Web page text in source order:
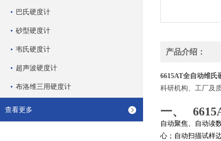
巴氏硬度计
砂型硬度计
韦氏硬度计
超声波硬度计
布洛维三用硬度计
查看更多
产品介绍：
6615AT全自动维氏
科研机构、工厂及
一、
自动聚焦、自动读
心；自动扫描试样